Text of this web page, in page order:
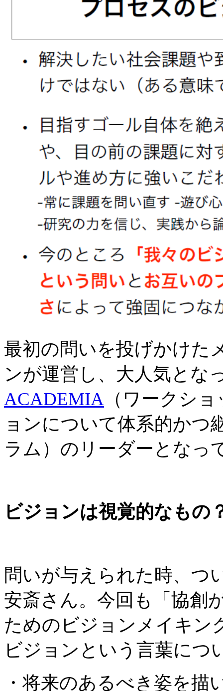
最初の問いを投げかけた
ンが運営し、大人気とな
ACADEMIA （ワークシ
ョンについて体系的かつ
ラム）のリーダーとなっ
ビジョンは視覚的なもの
問いが与えられた時、つ
安斎さん。今回も「協創
ためのビジョンメイキン
ビジョンという言葉につ
・将来のあるべき姿を描